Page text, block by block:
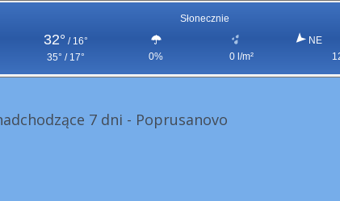
Słonecznie
32° / 16°
35° / 17°
0% 0 l/m²
NE
7 dni - Poprusanovo